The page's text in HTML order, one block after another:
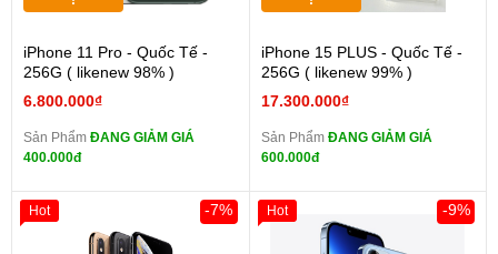
iPhone 11 Pro - Quốc Tế -
256G ( likenew 98% )
6.800.000₫
Sản Phẩm ĐANG GIẢM GIÁ
400.000đ
iPhone 15 PLUS - Quốc Tế -
256G ( likenew 99% )
17.300.000₫
Sản Phẩm ĐANG GIẢM GIÁ
600.000đ
-7%
Hot -9%
Hot